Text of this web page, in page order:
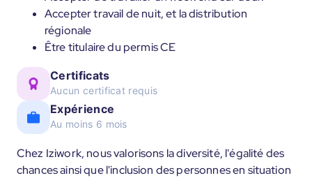
Accepter travail de nuit, et la distribution
régionale
Être titulaire du permis CE
Certificats
Aucun certificat requis
Expérience
Au moins 6 mois
Chez Iziwork, nous valorisons la diversité, l'égalité des
chances ainsi que l'inclusion des personnes en situation